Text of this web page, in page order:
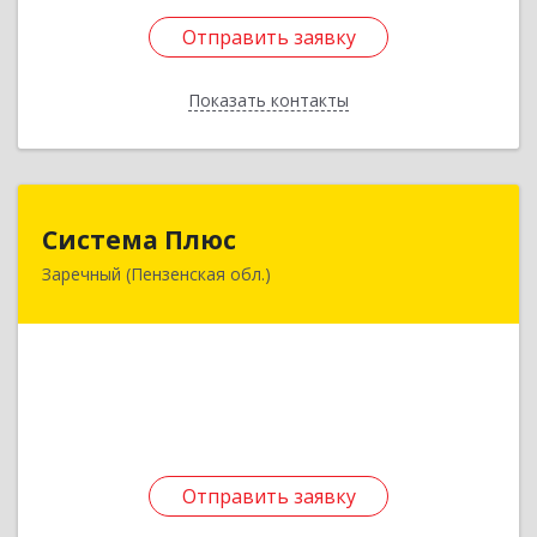
Отправить заявку
Показать контакты
Отправить заявку
Назад
Система Плюс
Заречный (Пензенская обл.)
Отправить заявку
442960, Пензенская обл, Заречный г,
Отправить заявку